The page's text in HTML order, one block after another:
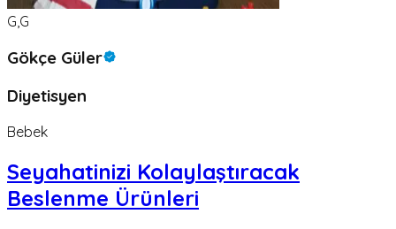
G,G
Gökçe Güler
Diyetisyen
Bebek
Seyahatinizi Kolaylaştıracak
Beslenme Ürünleri